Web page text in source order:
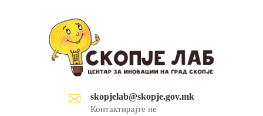
skopjelab@skopje.gov.mk
Контактирајте не